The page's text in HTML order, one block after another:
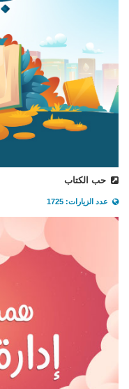
حب الكتاب
عدد الزيارات: 1725